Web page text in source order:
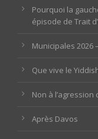
Pourquoi la
épisode de Trait
Municipales 2026
Que vive le
Non à l’agression
Après Davos